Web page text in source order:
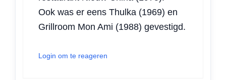
Ook was er eens Thulka (1969) en
Grillroom Mon Ami (1988) gevestigd.
Login om te reageren